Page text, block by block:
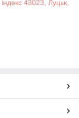
43023, Луцьк,